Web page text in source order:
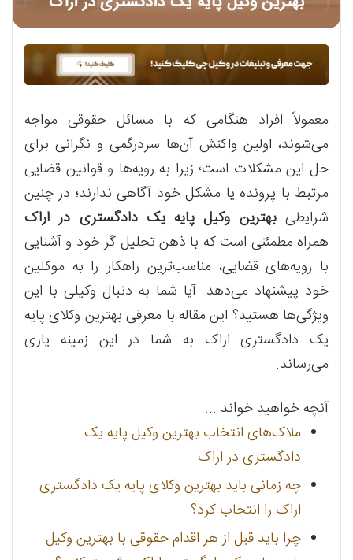
معمولاً افراد هنگامی که با مسائل حقوقی مواجه
می‌شوند، اولین واکنش آن‌ها سردرگمی و نگرانی برای
حل این مشکلات است؛ زیرا به رویه‌ها و قوانین قضایی
مرتبط با پرونده یا مشکل خود آگاهی ندارند؛ در چنین
شرایطیبهترین وکیل پایه یک دادگستری در اراک
همراه مطمئنی است که با ذهن تحلیل گر خود و آشنایی
با رویه‌های قضایی، مناسب‌ترین راهکار را به موکلین
خود پیشنهاد می‌دهد. آیا شما به دنبال وکیلی با این
ویژگی‌ها هستید؟ این مقاله با معرفی بهترین وکلای پایه
یک دادگستری اراک به شما در این زمینه یاری
می‌رساند.
آنچه خواهید خواند ...
ملاک‌های انتخاب بهترین وکیل پایه یک
دادگستری در اراک
چه زمانی باید بهترین وکلای پایه یک دادگستری
اراک را انتخاب کرد؟
چرا باید قبل از هر اقدام حقوقی با بهترین وکیل